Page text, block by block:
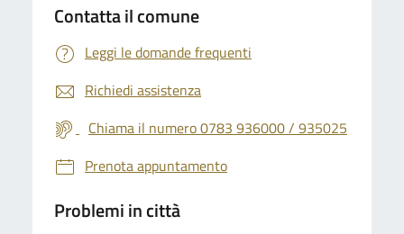
Contatta il comune
Leggi le domande frequenti
Richiedi assistenza
Chiama il numero 0783 936000 / 935025
Prenota appuntamento
Problemi in città